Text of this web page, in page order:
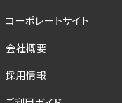
コーポレートサイト
会社概要
採用情報